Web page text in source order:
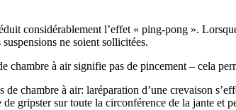
considérablement l’effet « ping-pong ».
ne soient sollicitées.
chambre à air signifie pas de pincement – cela
de chambre à air: laréparation d’une crevaison
gripster sur toute la circonférence de la jante et